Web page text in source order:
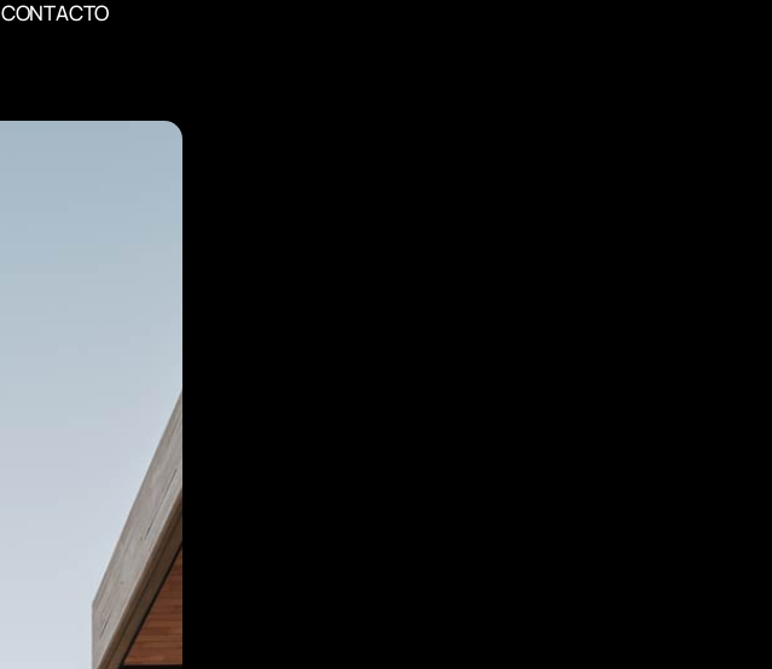
CONTACTO